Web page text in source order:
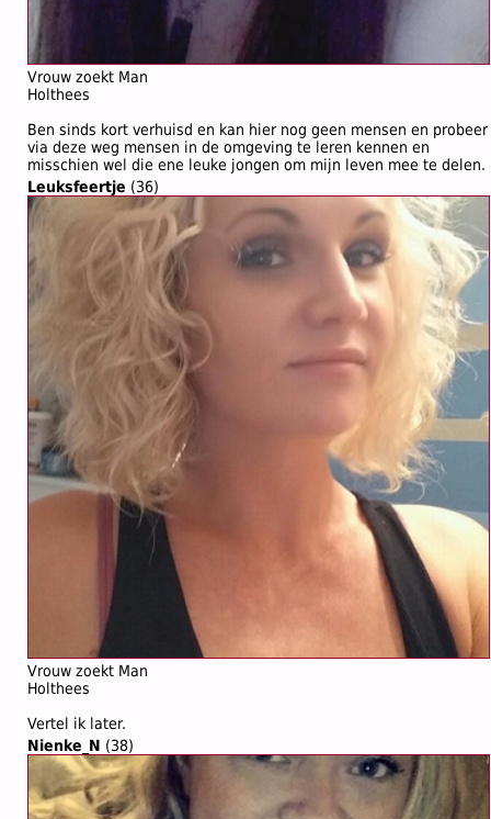
Vrouw zoekt Man
Holthees
Ben sinds kort verhuisd en kan hier nog geen mensen en probeer
via deze weg mensen in de omgeving te leren kennen en
misschien wel die ene leuke jongen om mijn leven mee te delen.
Leuksfeertje (36)
Vrouw zoekt Man
Holthees
Vertel ik later.
Nienke_N (38)